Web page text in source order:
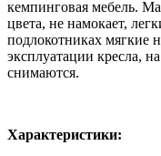
кемпинговая мебель.
цвета, не намокает,
подлокотниках мягкие
эксплуатации кресла,
снимаются.
Характеристики: